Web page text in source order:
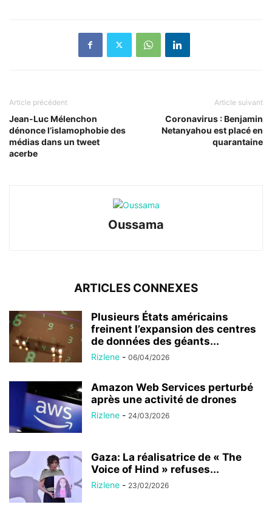
Article précédent
Jean-Luc Mélenchon
dénonce l’islamophobie des
médias dans un tweet
acerbe
Article suivant
Coronavirus : Benjamin
Netanyahou est placé en
quarantaine
Oussama
ARTICLES CONNEXES
Plusieurs États américains
freinent l’expansion des centres
de données des géants...
Rizlene - 06/04/2026
Amazon Web Services perturbé
après une activité de drones
Rizlene - 24/03/2026
Gaza: La réalisatrice de « The
Voice of Hind » refuses...
Rizlene - 23/02/2026